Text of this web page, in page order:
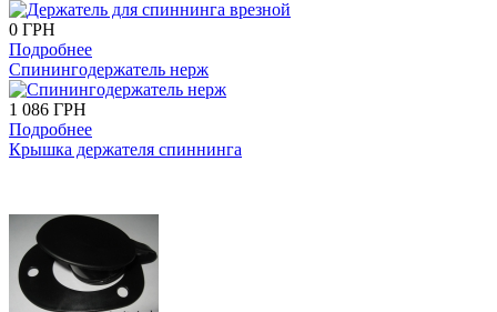
0 ГРН
Подробнее
Спинингодержатель нерж
1 086 ГРН
Подробнее
Крышка держателя спиннинга